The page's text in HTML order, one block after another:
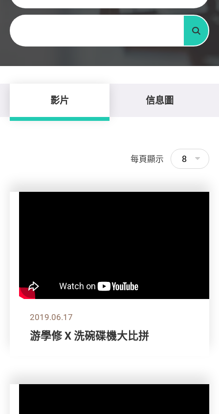
關鍵字
搜尋
影片 信息圖
每頁顯示 8
2019.06.17
游學修 X 洗碗碟機大比拼